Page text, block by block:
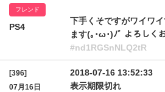
フレンド
PS4
下手くそですがワイワ
ます(｡･ω･)ﾉﾞ よろしく
#nd1RGSnNLQ2tR
[396]
07月16日
2018-07-16 13:52:33
表示期限切れ